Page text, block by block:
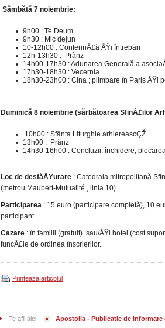
Sâmbătă 7 noiembrie:
9h00 : Te Deum
9h30 : Mic dejun
10-12h00 : ConferinÅ£ă ÅŸi întrebări
12h-13h30 : Prânz
14h00-17h30 : Adunarea Generală a
17h30-18h30 : Vecernia
18h30-23h00 : Cina ; plimbare în Paris ÅŸi
Duminică 8 noiembrie (sărbătoarea SfinÅ£ilor
10h00 : Sfânta Liturghie arhiereascÇŽ
13h00 : Prânz
14h30-16h00 : Concluzii, închidere,
Loc de desfăÅŸurare : Catedrala mitropolitană
(metrou Maubert-Mutualité , linia 10)
Participarea : 15 euro (participare completă), 10
participant.
Cazare : în familii (gratuit) sau/ÅŸi hotel (cost
funcÅ£ie de ordinea înscrierilor.
Printeaza articolul
Te afli aici: Apostolia - Publicatie de